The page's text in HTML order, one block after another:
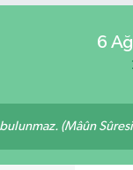
6
(Mâûn